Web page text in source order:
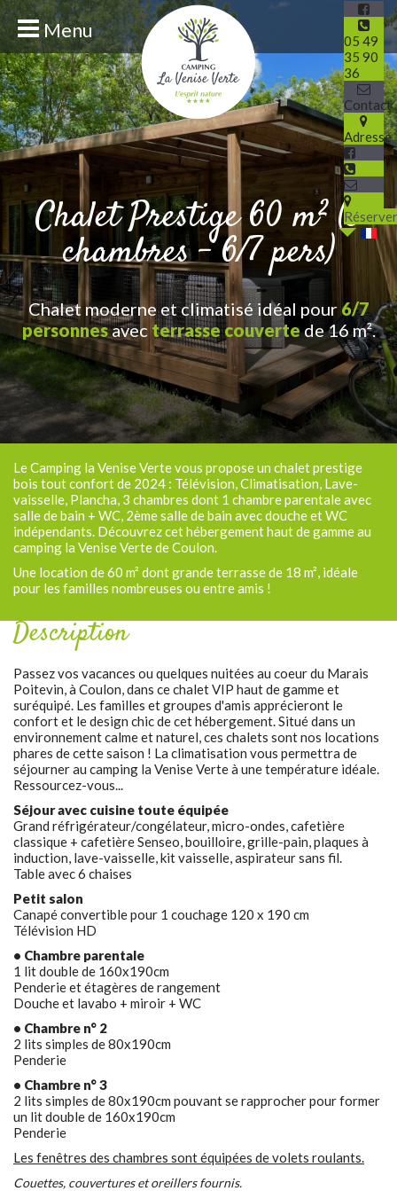
Menu
05 49
35 90
36
Contact
Adresse
Chalet Prestige 60 m² (3
chambres - 6/7 pers)
Chalet moderne et climatisé idéal pour6/7
personnesavec terrasse couvertede 16 m².
Le Camping la Venise Verte vous propose un chalet prestige
bois tout confort de 2024 : Télévision, Climatisation, Lave-
vaisselle, Plancha, 3 chambres dont 1 chambre parentale avec
salle de bain + WC, 2ème salle de bain avec douche et WC
indépendants. Découvrez cet hébergement haut de gamme au
camping la Venise Verte de Coulon.
Une location de 60 m² dont grande terrasse de 18 m², idéale
pour les familles nombreuses ou entre amis !
Description
Passez vos vacances ou quelques nuitées au coeur du Marais
Poitevin, à Coulon, dans ce chalet VIP haut de gamme et
suréquipé. Les familles et groupes d'amis apprécieront le
confort et le design chic de cet hébergement. Situé dans un
environnement calme et naturel, ces chalets sont nos locations
phares de cette saison ! La climatisation vous permettra de
séjourner au camping la Venise Verte à une température idéale.
Ressourcez-vous...
Séjour avec cuisine toute équipée
Grand réfrigérateur/congélateur, micro-ondes, cafetière
classique + cafetière Senseo, bouilloire, grille-pain, plaques à
induction, lave-vaisselle, kit vaisselle, aspirateur sans fil.
Table avec 6 chaises
Petit salon
Canapé convertible pour 1 couchage 120 x 190 cm
Télévision HD
• Chambre parentale
1 lit double de 160x190cm
Penderie et étagères de rangement
Douche et lavabo + miroir + WC
• Chambre n° 2
2 lits simples de 80x190cm
Penderie
• Chambre n° 3
2 lits simples de 80x190cm pouvant se rapprocher pour former
un lit double de 160x190cm
Penderie
Les fenêtres des chambres sont équipées de volets roulants.
Couettes, couvertures et oreillers fournis.